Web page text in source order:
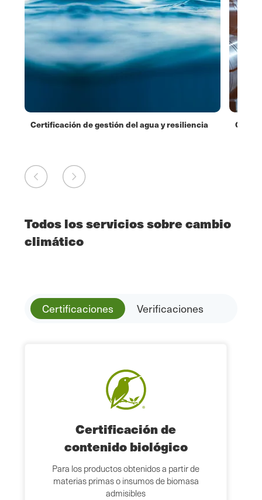
Certificación de gestión del agua y resiliencia
Todos los servicios sobre cambio
climático
Certificaciones Verificaciones
Certificación de
contenido biológico
Para los productos obtenidos a partir de
materias primas o insumos de biomasa
admisibles